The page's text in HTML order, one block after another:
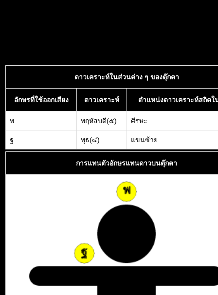
ดาวเคราะห์ในส่วนต่าง ๆ ของตุ๊กตา
อักษรที่ใช้ออกเสียง ดาวเคราะห์ ตำแหน่งดาวเคราะห์สถิตใ
พ พฤหัสบดี(๕) ศีรษะ
ฐ พุธ(๔) แขนซ้าย
การแทนตัวอักษรแทนดาวบนตุ๊กตา